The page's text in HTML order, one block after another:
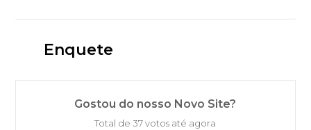
Enquete
Gostou do nosso Novo Site?
Total de 37 votos até agora